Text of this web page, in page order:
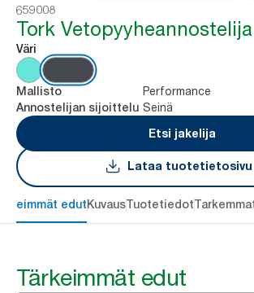
659008
Tork Vetopyyheannostelija
Väri
Mallisto Performance
Annostelijan sijoittelu Seinä
Etsi jakelija
Lataa tuotetietosivu
edutKuvausTuotetiedot
Tärkeimmät edut